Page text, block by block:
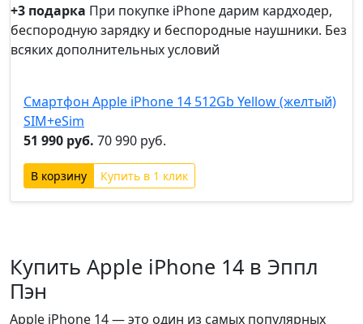
+3 подарка При покупке iPhone дарим кардходер,
беспородную зарядку и беспородные наушники. Без
всяких дополнительных условий
Смартфон Apple iPhone 14 512Gb Yellow (желтый)
SIM+eSim
51 990 руб. 70 990 руб.
Купить в 1 клик
Купить Apple iPhone 14 в Эппл
Пэн
Apple iPhone 14 — это один из самых популярных